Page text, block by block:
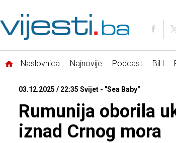
Naslovnica Najnovije Podcast BiH
03.12.2025 / 22:35 Svijet - "Sea Baby"
Rumunija oborila
iznad Crnog mora